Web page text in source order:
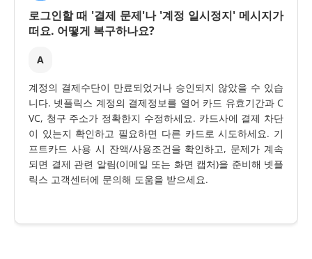
로그인할 때 '결제 문제'나 '계정 일시정지' 메시지가
떠요. 어떻게 복구하나요?
A
계정의 결제수단이 만료되었거나 승인되지 않았을 수 있습
니다. 넷플릭스 계정의 결제정보를 열어 카드 유효기간과 C
VC, 청구 주소가 정확한지 수정하세요. 카드사에 결제 차단
이 있는지 확인하고 필요하면 다른 카드로 시도하세요. 기
프트카드 사용 시 잔액/사용조건을 확인하고, 문제가 계속
되면 결제 관련 알림(이메일 또는 화면 캡처)을 준비해 넷플
릭스 고객센터에 문의해 도움을 받으세요.